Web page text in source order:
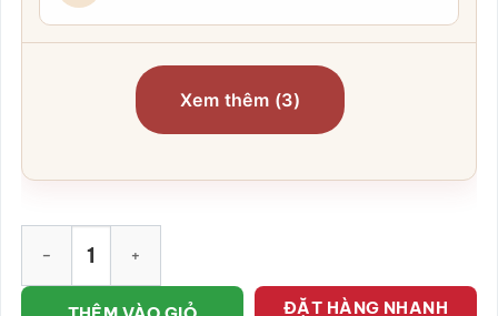
Xem thêm (3)
ĐẶT HÀNG NHANH